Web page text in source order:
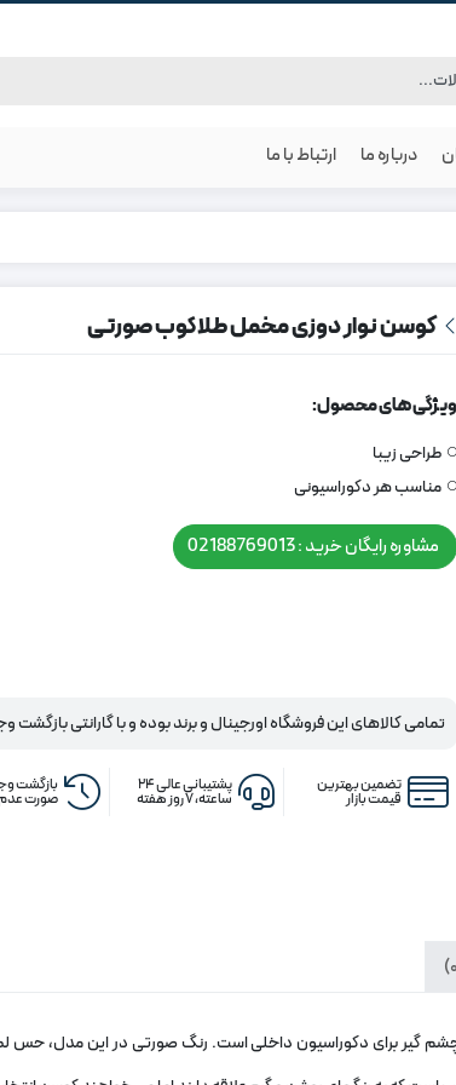
درباره ما ارتباط با ما
کوسن نوار دوزی مخمل طلاکوب صورتی
ویژگی های محصول:
طراحی زیبا
مناسب هر دکوراسیونی
مشاوره رایگان خرید : 02188769013
تمامی کالاهای این فروشگاه اورجینال و برند بوده و با گارانتی بازگشت
تضمین بهترین
قیمت بازار
پشتیبانی عالی ۲۴
ساعته، ۷ روز هفته
بازگشت
صورت
گیر برای دکوراسیون داخلی است. رنگ صورتی در این مدل، حس